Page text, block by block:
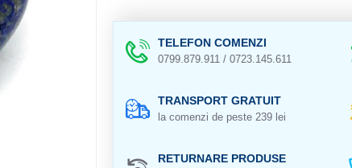
TELEFON COMENZI
0799.879.911 / 0723.145.611
TRANSPORT GRATUIT
la comenzi de peste 239 lei
RETURNARE PRODUSE